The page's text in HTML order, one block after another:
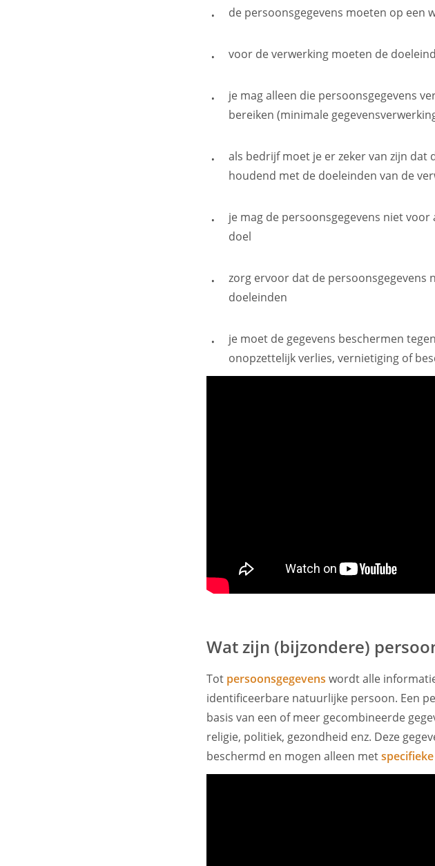
de persoonsgegevens moeten op
voor de verwerking moeten de
je mag alleen die persoonsgegevens
bereiken (minimale
als bedrijf moet je er zeker van zijn dat
houdend met de doeleinden van de
je mag de persoonsgegevens niet
doel
zorg ervoor dat de persoonsgegevens
doeleinden
je moet de gegevens beschermen
onopzettelijk verlies, vernietiging of
Wat zijn (bijzondere)
Tot persoonsgegevens wordt alle
identificeerbare natuurlijke persoon. Een
basis van een of meer gecombineerde
religie, politiek, gezondheid enz. Deze
beschermd en mogen alleen met